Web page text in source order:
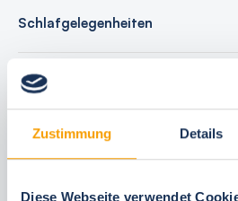
Zustimmung Details
Diese Webseite verwendet
Schlafgelegenheiten
23 Bewertungen